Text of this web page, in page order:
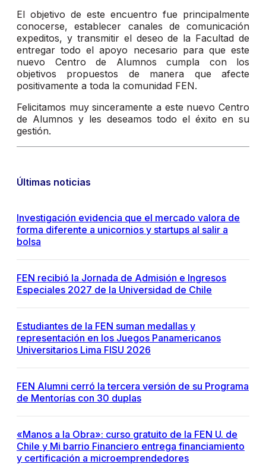
El objetivo de este encuentro fue principalmente
conocerse, establecer canales de comunicación
expeditos, y transmitir el deseo de la Facultad de
entregar todo el apoyo necesario para que este
nuevo Centro de Alumnos cumpla con los
objetivos propuestos de manera que afecte
positivamente a toda la comunidad FEN.
Felicitamos muy sinceramente a este nuevo Centro
de Alumnos y les deseamos todo el éxito en su
gestión.
Últimas noticias
Investigación evidencia que el mercado valora de
forma diferente a unicornios y startups al salir a
bolsa
FEN recibió la Jornada de Admisión e Ingresos
Especiales 2027 de la Universidad de Chile
Estudiantes de la FEN suman medallas y
representación en los Juegos Panamericanos
Universitarios Lima FISU 2026
FEN Alumni cerró la tercera versión de su Programa
de Mentorías con 30 duplas
«Manos a la Obra»: curso gratuito de la FEN U. de
Chile y Mi barrio Financiero entrega financiamiento
y certificación a microemprendedores